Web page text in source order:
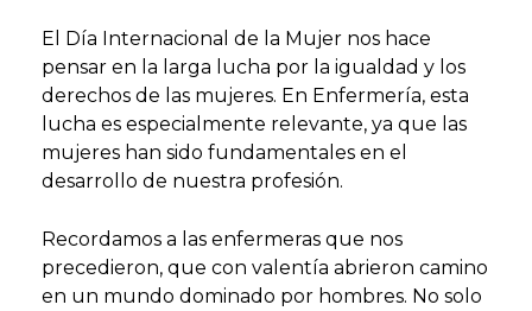
El Día Internacional de la Mujer nos hace
pensar en la larga lucha por la igualdad y los
derechos de las mujeres. En Enfermería, esta
lucha es especialmente relevante, ya que las
mujeres han sido fundamentales en el
desarrollo de nuestra profesión.
Recordamos a las enfermeras que nos
precedieron, que con valentía abrieron camino
en un mundo dominado por hombres. No solo